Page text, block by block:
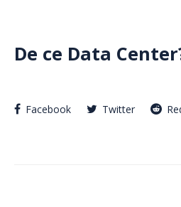
De ce Data
Facebook Twitter